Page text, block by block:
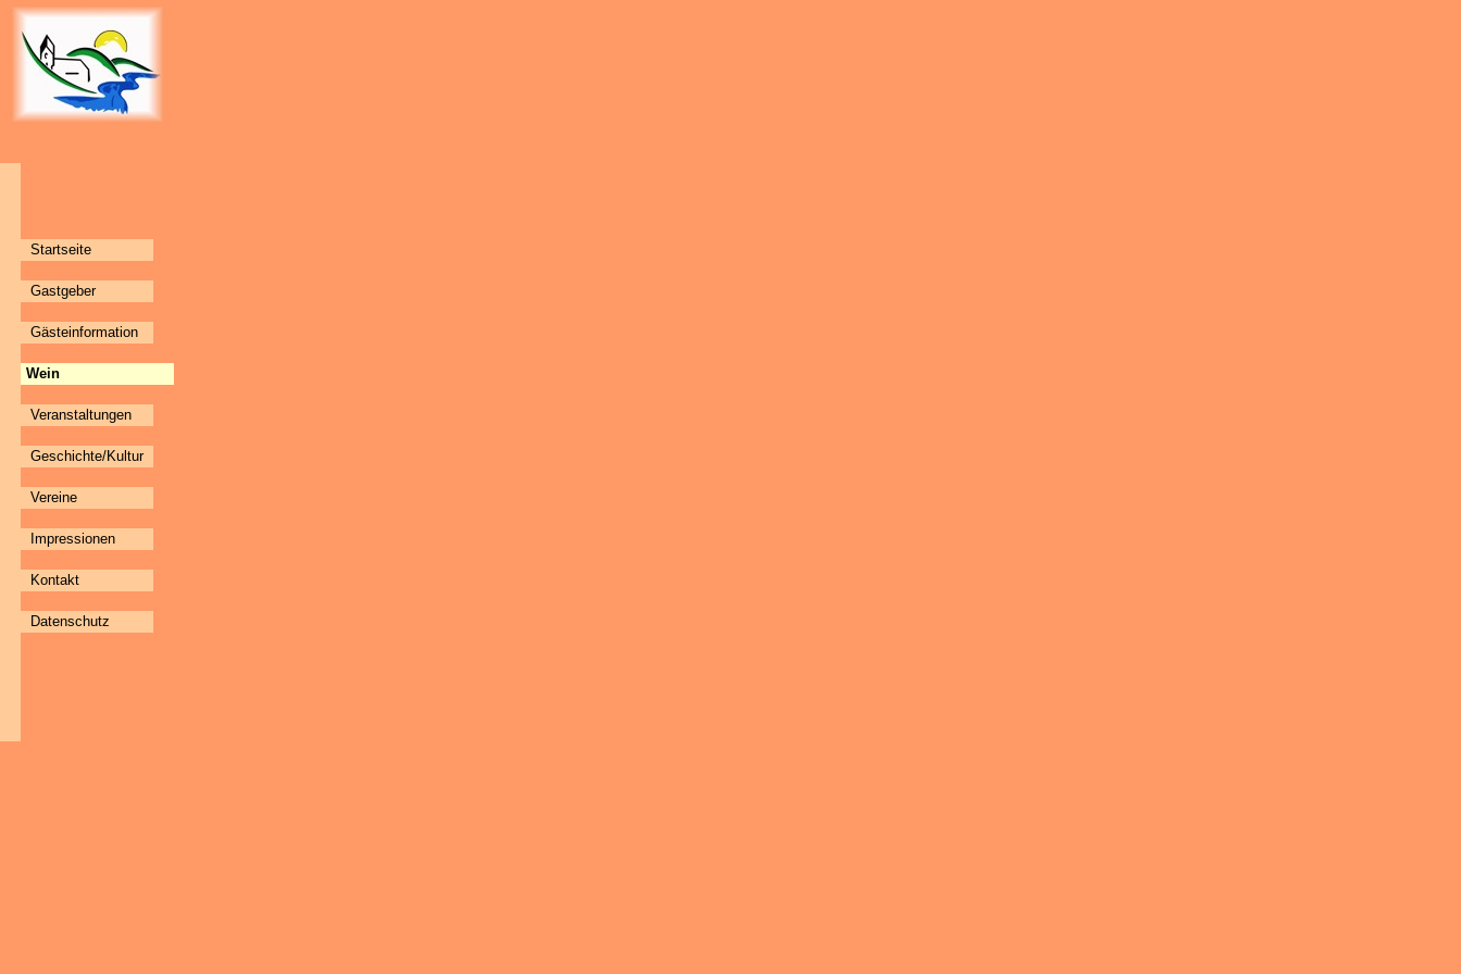
Startseite
Gastgeber
Gästeinformation
Wein
Veranstaltungen
Geschichte/Kultur
Vereine
Impressionen
Kontakt
Datenschutz